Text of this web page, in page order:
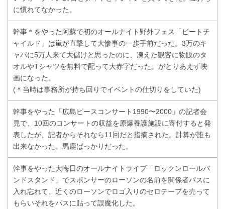
に慣れてなかった。
幹事＊をやった阿蘇で初のオールナイト野外フェス「ビートチ
ャイルド」は嵐が直撃して大惨事の一歩手前だった。3万のキ
ャパに5万人来て大儲けと思ったのに、凍えた観客に物販のタ
オルやTシャツを無料で配って大赤字だった。がとりあえず映
画になった。
(＊当時は事務所が持ち回りでイベントの仕切りをしていた)
幹事をやった「広島ピースコンサート1990〜2000」の記者会
見で、10回のコンサートの収益を原爆養護施設に寄付すると発
表したが、記者からそれなら11回だと指摘された。計算が誰も
出来なかった。馬鹿ばっかりだった。
幹事をやった大晦日のオールナイトライブ「ロックンロールバ
ンドスタンド」でスポンサーのローソンの名前を関係者パスに
入れ忘れて、近くのローソンでロゴ入りのセロテープを売って
もらいそれをパスに貼って誤魔化した。